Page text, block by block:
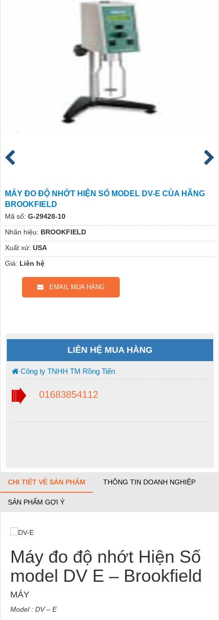
MÁY ĐO ĐỘ NHỚT HIỆN SỐ MODEL DV-E CỦA HÃNG
BROOKFIELD
Mã số: G-29428-10
Nhãn hiệu: BROOKFIELD
Xuất xứ: USA
Giá: Liên hệ
EMAIL MUA HÀNG
LIÊN HỆ MUA HÀNG
Công ty TNHH TM Rồng Tiến
01683854112
CHI TIẾT VỀ SẢN PHẨM THÔNG TIN DOANH NGHIỆP
SẢN PHẨM GỢI Ý
Máy đo độ nhớt Hiện Số
model DV E – Brookfield
MÁY
Model : DV – E